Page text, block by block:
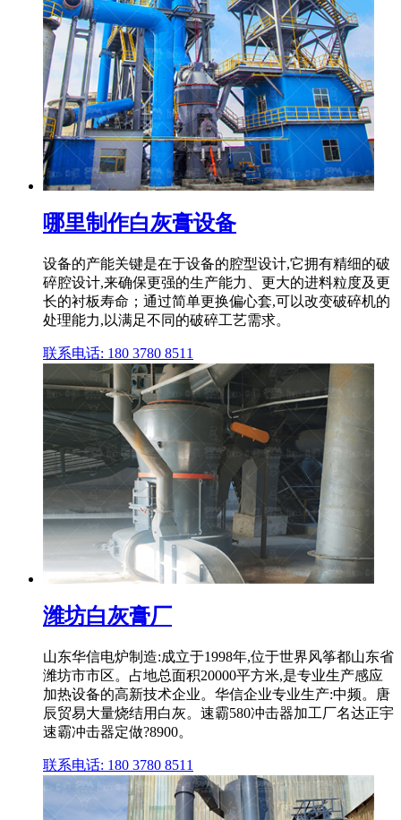
哪里制作白灰膏设备
设备的产能关键是在于设备的腔型设计,它拥有精细的破
碎腔设计,来确保更强的生产能力、更大的进料粒度及更
长的衬板寿命；通过简单更换偏心套,可以改变破碎机的
处理能力,以满足不同的破碎工艺需求。
联系电话: 180 3780 8511
潍坊白灰膏厂
山东华信电炉制造:成立于1998年,位于世界风筝都山东省
潍坊市市区。占地总面积20000平方米,是专业生产感应
加热设备的高新技术企业。华信企业专业生产:中频。唐
辰贸易大量烧结用白灰。速霸580冲击器加工厂名达正宇
速霸冲击器定做?8900。
联系电话: 180 3780 8511